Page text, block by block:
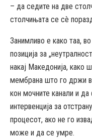
– да седите на две
столчињата се сè
Занимливо е како таа,
позиција за
накај Македонија, како
мембрана што го држи
кон мочните канали и
интервенција за
процесот, ако не го
може и да се умре.